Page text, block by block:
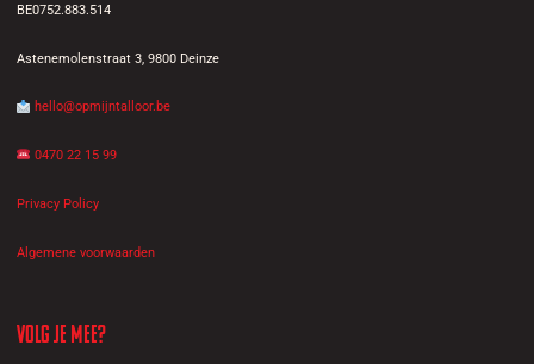
BE0752.883.514
Astenemolenstraat 3, 9800 Deinze
hello@opmijntalloor.be
0470 22 15 99
Privacy Policy
Algemene voorwaarden
Volg je mee?